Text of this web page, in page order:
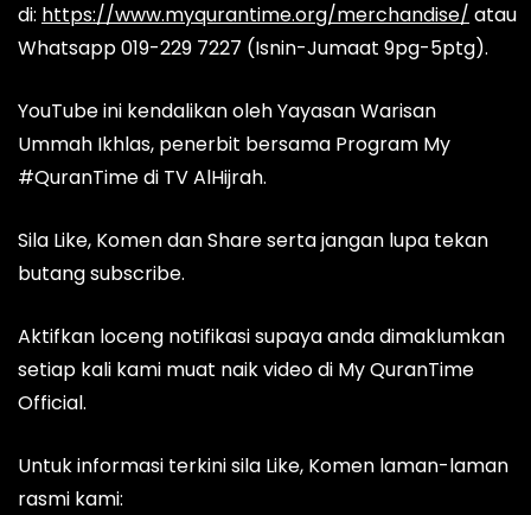
di: https://www.myqurantime.org/merchandise/ atau
Whatsapp 019-229 7227 (Isnin-Jumaat 9pg-5ptg).
YouTube ini kendalikan oleh Yayasan Warisan
Ummah Ikhlas, penerbit bersama Program My
#QuranTime di TV AlHijrah.
Sila Like, Komen dan Share serta jangan lupa tekan
butang subscribe.
Aktifkan loceng notifikasi supaya anda dimaklumkan
setiap kali kami muat naik video di My QuranTime
Official.
Untuk informasi terkini sila Like, Komen laman-laman
rasmi kami: